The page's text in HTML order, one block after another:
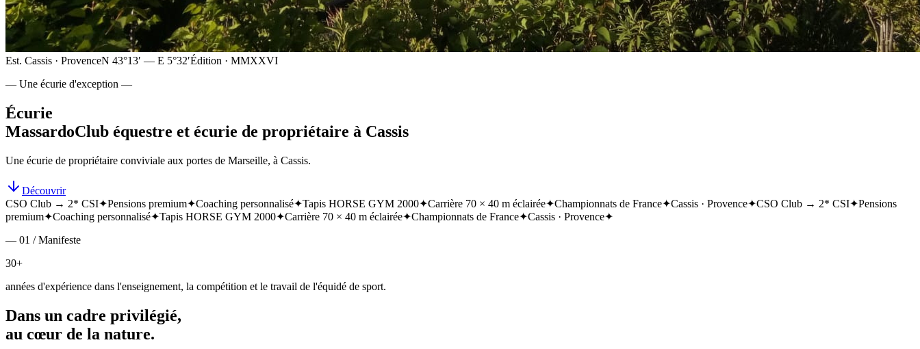
Est. Cassis · ProvenceN 43°13′ — E 5°32′Édition · MMXXVI
— Une écurie d'exception —
Écurie
MassardoClub équestre et écurie de propriétaire à Cassis
Une écurie de propriétaire conviviale aux portes de Marseille, à Cassis.
Découvrir
CSO Club → 2* CSI✦Pensions premium✦Coaching personnalisé✦Tapis HORSE GYM 2000✦Carrière 70 × 40 m éclairée✦Championnats de France✦Cassis · Provence✦CSO Club → 2* CSI✦Pensions
premium✦Coaching personnalisé✦Tapis HORSE GYM 2000✦Carrière 70 × 40 m éclairée✦Championnats de France✦Cassis · Provence✦
— 01 / Manifeste
30+
années d'expérience dans l'enseignement, la compétition et le travail de l'équidé de sport.
Dans un cadre privilégié,
au cœur de la nature.